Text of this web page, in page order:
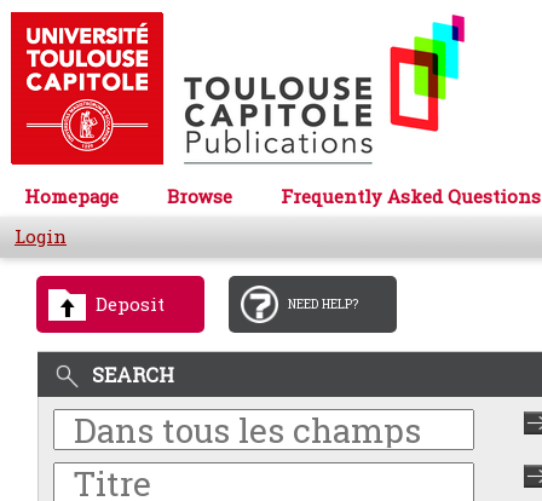
Homepage Browse
Frequently Asked Questions
Login
Deposit NEED HELP?
SEARCH